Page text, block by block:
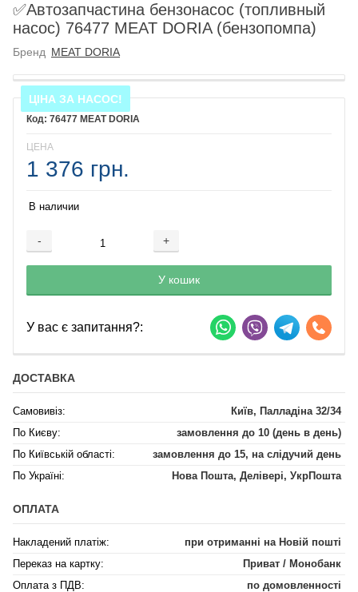
✅Автозапчастина бензонасос (топливный
насос) 76477 MEAT DORIA (бензопомпа)
Бренд MEAT DORIA
ЦІНА ЗА НАСОС!
76477 MEAT DORIA
ЦЕНА
1 376 грн.
В наличии
- +
Добавляется...
У кошик
Добавлен
У вас є запитання?:
ДОСТАВКА
Самовивіз:
Київ, Палладіна 32/34
По Києву:
замовлення до 10 (день в день)
По Київській області:
замовлення до 15, на слідучий день
По Україні:
Нова Пошта, Делівері, УкрПошта
ОПЛАТА
Накладений платіж:
при отриманні на Новій пошті
Переказ на картку:
Приват / Монобанк
Оплата з ПДВ:
по домовленності